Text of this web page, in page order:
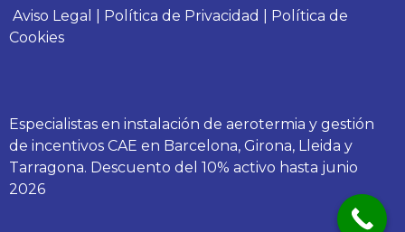
Aviso Legal Política de Privacidad
Política de
Cookies
Especialistas en instalación de aerotermia y gestión
de incentivos CAE en Barcelona, Girona, Lleida y
Tarragona. Descuento del 10% activo hasta junio
2026